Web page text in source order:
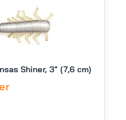
Shiner, 3″ (7,6 cm)